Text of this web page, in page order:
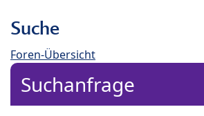
Suche
Foren-Übersicht
Suchanfrage